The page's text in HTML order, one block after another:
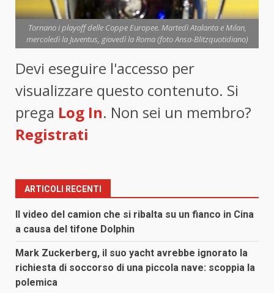
Tornano i playoff delle Coppe Europee. Martedì Atalanta e Milan,
mercoledì la Juventus, giovedì la Roma (foto Ansa-Blitzquotidiano)
Devi eseguire l'accesso per
visualizzare questo contenuto. Si
prega Log In. Non sei un membro?
Registrati
ARTICOLI RECENTI
Il video del camion che si ribalta su un fianco in Cina
a causa del tifone Dolphin
Mark Zuckerberg, il suo yacht avrebbe ignorato la
richiesta di soccorso di una piccola nave: scoppia la
polemica